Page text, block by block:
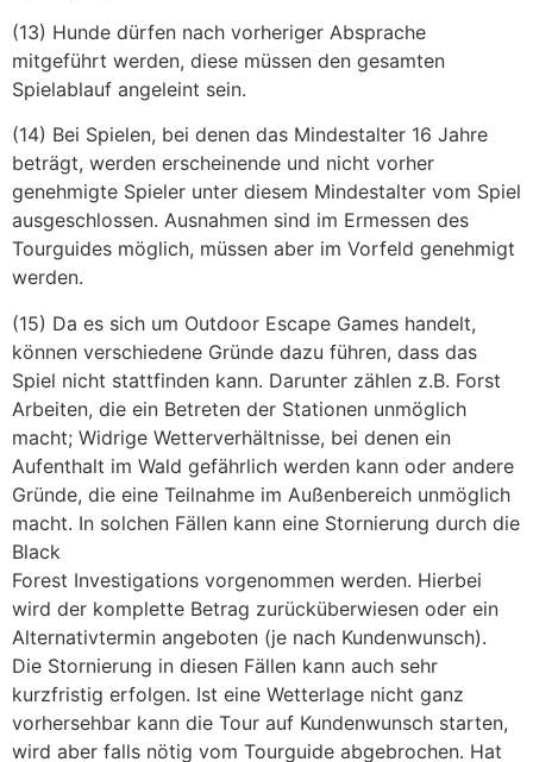
(13) Hunde dürfen nach vorheriger Absprache
mitgeführt werden, diese müssen den gesamten
Spielablauf angeleint sein.
(14) Bei Spielen, bei denen das Mindestalter 16 Jahre
beträgt, werden erscheinende und nicht vorher
genehmigte Spieler unter diesem Mindestalter vom Spiel
ausgeschlossen. Ausnahmen sind im Ermessen des
Tourguides möglich, müssen aber im Vorfeld genehmigt
werden.
(15) Da es sich um Outdoor Escape Games handelt,
können verschiedene Gründe dazu führen, dass das
Spiel nicht stattfinden kann. Darunter zählen z.B. Forst
Arbeiten, die ein Betreten der Stationen unmöglich
macht; Widrige Wetterverhältnisse, bei denen ein
Aufenthalt im Wald gefährlich werden kann oder andere
Gründe, die eine Teilnahme im Außenbereich unmöglich
macht. In solchen Fällen kann eine Stornierung durch die
Black
Forest Investigations vorgenommen werden. Hierbei
wird der komplette Betrag zurücküberwiesen oder ein
Alternativtermin angeboten (je nach Kundenwunsch).
Die Stornierung in diesen Fällen kann auch sehr
kurzfristig erfolgen. Ist eine Wetterlage nicht ganz
vorhersehbar kann die Tour auf Kundenwunsch starten,
wird aber falls nötig vom Tourguide abgebrochen. Hat